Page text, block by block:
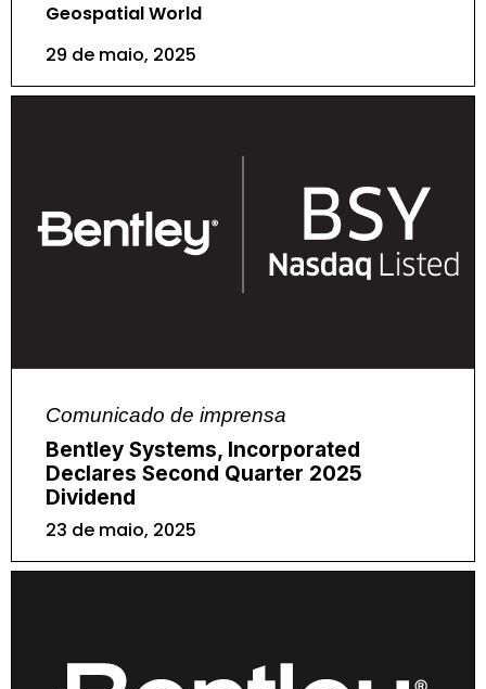
Geospatial World
29 de maio, 2025
Comunicado de imprensa
Bentley Systems, Incorporated
Declares Second Quarter 2025
Dividend
23 de maio, 2025